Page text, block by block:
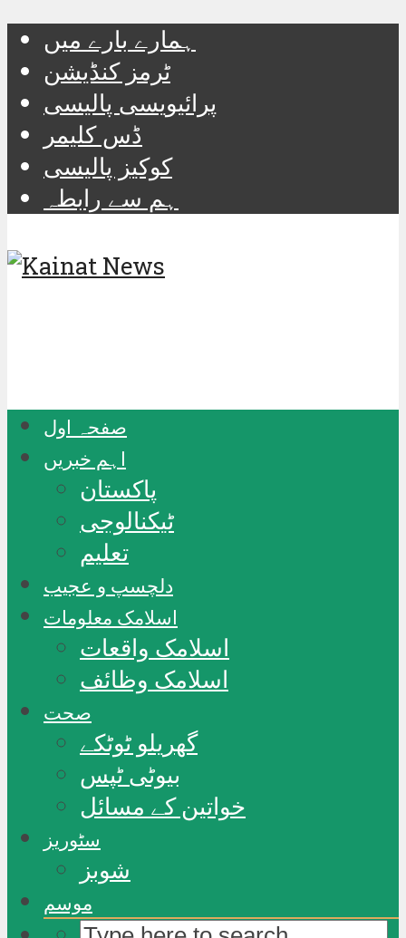
ہمارے بارے میں
ٹرمز کنڈیشن
پرائیویسی پالیسی
ڈس کلیمر
کوکیز پالیسی
ہم سے رابطہ
صفحہ اول
اہم خبریں
پاکستان
ٹیکنالوجی
تعلیم
دلچسپ و عجیب
اسلامک معلومات
اسلامک واقعات
اسلامک وظائف
صحت
گھریلو ٹوٹکے
بیوٹی ٹپس
خواتین کے مسائل
سٹوریز
شوبز
موسم